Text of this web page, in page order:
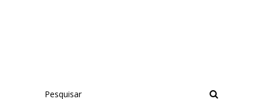
Pesquisar